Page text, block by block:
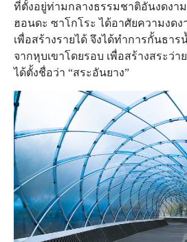
ที่ตั้งอยู่ท่ามกลางธรรมชาติอันงดงา
ฮอนดะ ซาโกโระ ได้อาศัยความงด
เพื่อสร้างรายได้ จึงได้ทำการกั้นธา
จากหุบเขาโดยรอบ เพื่อสร้างสระว่
ได้ตั้งชื่อว่า “สระอันยาง”